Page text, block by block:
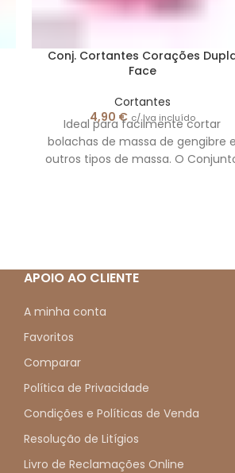
Conj. Cortantes Corações
Face
Cortantes
4,90 € c/ Iva incluído
Ideal para facilmente cortar
bolachas de massa de gengibre e
outros tipos de massa. O
APOIO AO CLIENTE
A minha conta
Favoritos
Comparar
Política de Privacidade
Condições e Políticas de Venda
Resolução de Litígios
Livro de Reclamações Online